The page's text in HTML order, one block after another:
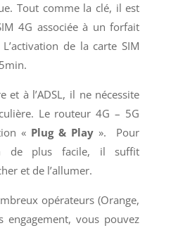
Tout comme la clé, il est
4G associée à un forfait
de la carte SIM
et à l’ADSL, il ne nécessite
Le routeur 4G – 5G
« Plug & Play ». Pour
de plus facile, il suffit
et de l’allumer.
opérateurs (Orange,
engagement, vous pouvez